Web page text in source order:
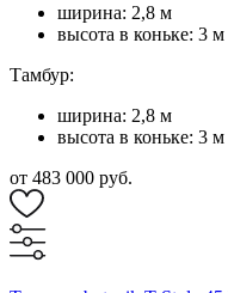
ширина: 2,8 м
высота в коньке: 3 м
Тамбур:
ширина: 2,8 м
высота в коньке: 3 м
от 483 000 руб.